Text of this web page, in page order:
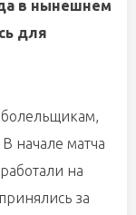
в нынешнем
для
начале матча
на
за